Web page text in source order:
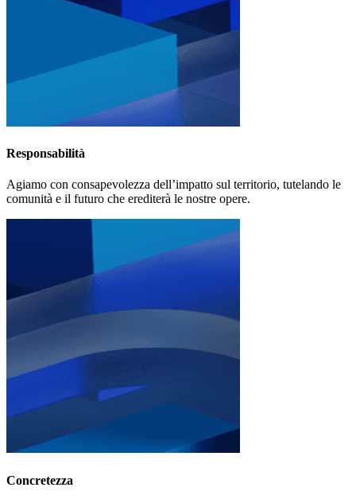
Responsabilità
Agiamo con consapevolezza dell’impatto sul territorio, tutelando le
comunità e il futuro che erediterà le nostre opere.
Concretezza